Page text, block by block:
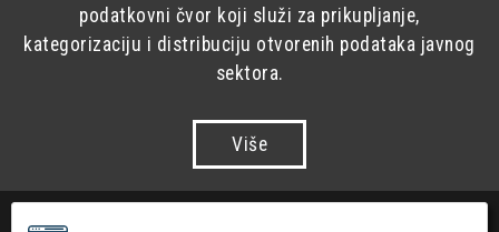
podatkovni čvor koji služi za prikupljanje,
kategorizaciju i distribuciju otvorenih podataka javnog
sektora.
Više